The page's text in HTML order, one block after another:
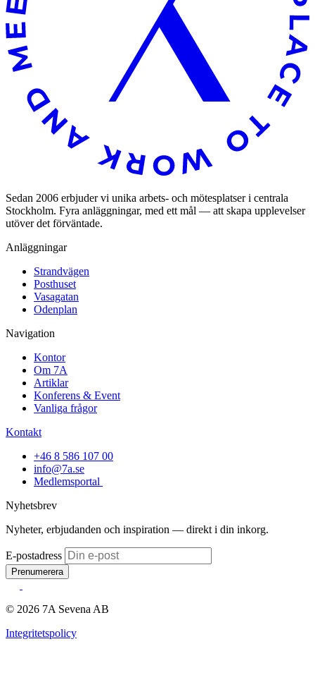
Sedan 2006 erbjuder vi unika arbets- och mötesplatser i centrala
Stockholm. Fyra anläggningar, med ett mål — att skapa upplevelser
utöver det förväntade.
Anläggningar
Strandvägen
Posthuset
Vasagatan
Odenplan
Navigation
Kontor
Om 7A
Artiklar
Konferens & Event
Vanliga frågor
Kontakt
+46 8 586 107 00
info@7a.se
Medlemsportal
Nyhetsbrev
Nyheter, erbjudanden och inspiration — direkt i din inkorg.
E-postadress
Prenumerera
© 2026 7A Sevena AB
Integritetspolicy